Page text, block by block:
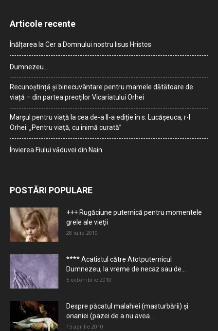
Articole recente
Înălțarea la Cer a Domnului nostru Iisus Hristos
Dumnezeu…
Recunoștință și binecuvântare pentru mamele dătătoare de
viață – din partea preoților Vicariatului Orhei
Marșul pentru viață la cea de-a II-a ediție în s. Lucășeuca, r-l
Orhei: „Pentru viață, cu inimă curată”
Învierea Fiului văduvei din Nain
POSTĂRI POPULARE
+++ Rugăciune puternică pentru momentele
grele ale vieţii
28 iulie 2010
**** Acatistul către Atotputernicul
Dumnezeu, la vreme de necaz sau de...
5 octombrie 2010
Despre păcatul malahiei (masturbării) şi
onaniei (pazei de a nu avea...
15 aprilie 2010